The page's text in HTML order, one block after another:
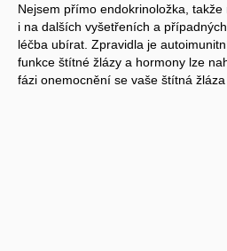
Nejsem přímo endokrinoložka,
i na dalších vyšetřeních a
léčba ubírat. Zpravidla je
funkce štítné žlázy a hormony lze
fázi onemocnění se vaše štítná žláza